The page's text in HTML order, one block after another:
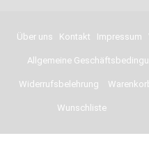
Über uns Kontakt Impressum
Allgemeine
Widerrufsbelehrung
Wunschliste